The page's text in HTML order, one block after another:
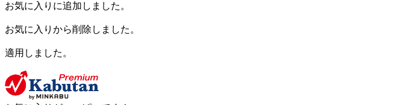
お気に入りに追加しました。
お気に入りから削除しました。
適用しました。